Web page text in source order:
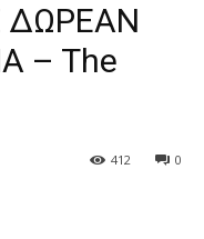
ΔΩΡΕΑΝ
– The
0
412